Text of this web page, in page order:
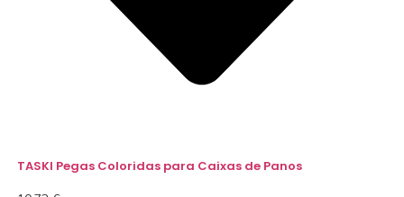
TASKI Pegas Coloridas para Caixas de Panos